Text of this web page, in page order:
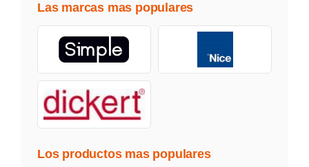
Las marcas mas populares
Los productos mas populares